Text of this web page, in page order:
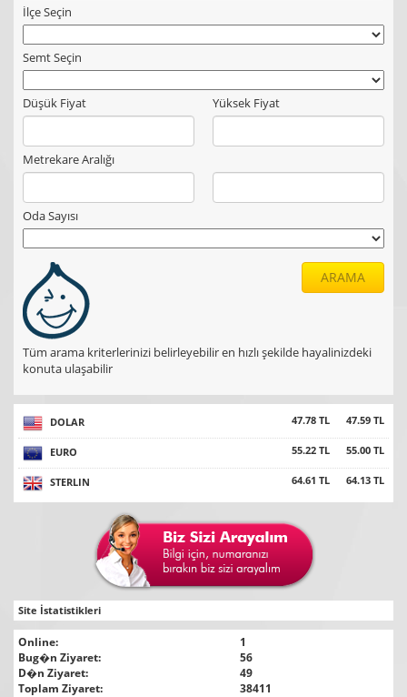
İlçe Seçin
Semt Seçin
Düşük Fiyat Yüksek Fiyat
Metrekare Aralığı
Oda Sayısı
ARAMA
Tüm arama kriterlerinizi belirleyebilir en hızlı şekilde hayalinizdeki
konuta ulaşabilir
DOLAR 47.59 TL
47.78 TL
EURO 55.00 TL
55.22 TL
STERLIN 64.13 TL
64.61 TL
Site İstatistikleri
Online:
1
Bug�n Ziyaret:
56
D�n Ziyaret:
49
Toplam Ziyaret:
38411